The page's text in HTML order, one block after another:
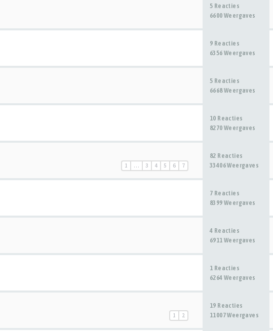
5 Reacties
6600 Weergaves
9 Reacties
6356 Weergaves
5 Reacties
6668 Weergaves
10 Reacties
8270 Weergaves
1 … 3 4 5 6 7
82 Reacties
33406 Weergaves
7 Reacties
8399 Weergaves
4 Reacties
6911 Weergaves
1 Reacties
6264 Weergaves
1 2
19 Reacties
11007 Weergaves